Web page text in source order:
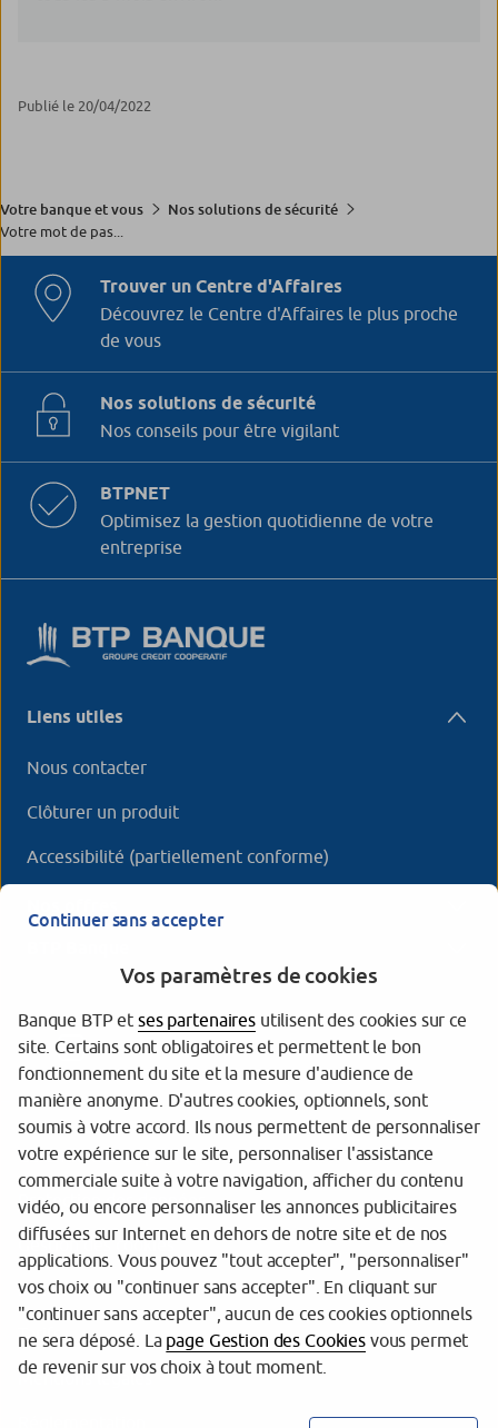
Publié le 20/04/2022
Votre banque et vous
Nos solutions de sécurité
Votre mot de pas...
Trouver un Centre d'Affaires
Découvrez le Centre d'Affaires le plus proche
de vous
Nos solutions de sécurité
Nos conseils pour être vigilant
BTPNET
Optimisez la gestion quotidienne de votre
entreprise
Liens utiles
Nous contacter
Clôturer un produit
Accessibilité (partiellement conforme)
Garantie des Dépôts
Protection des données
Gestion des cookies
Sécurité
Tarifs
Mentions légales
Continuer sans accepter
Vos paramètres de cookies
Banque BTP etses partenairesutilisent des cookies sur ce
site. Certains sont obligatoires et permettent le bon
fonctionnement du site et la mesure d'audience de
manière anonyme. D'autres cookies, optionnels, sont
soumis à votre accord. Ils nous permettent de personnaliser
votre expérience sur le site, personnaliser l'assistance
commerciale suite à votre navigation, afficher du contenu
vidéo, ou encore personnaliser les annonces publicitaires
diffusées sur Internet en dehors de notre site et de nos
applications. Vous pouvez "tout accepter", "personnaliser"
vos choix ou "continuer sans accepter". En cliquant sur
"continuer sans accepter", aucun de ces cookies optionnels
ne sera déposé. La page Gestion des Cookiesvous permet
de revenir sur vos choix à tout moment.